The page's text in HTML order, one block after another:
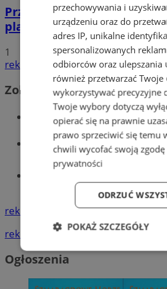
Przyszłość Wodzisławia
planowane inwestycje na
1
reklama
Zobacz również
Wiadomości
Wiadomości lokalne
reklama
reklama
Ogłoszenia
przechowywania i
urządzeniu oraz do
adres IP, unikalne
spersonalizowanych
odbiorców oraz ulepszania
również przetwarzać
wykorzystywać precyzyjne
Twoje wybory dotyczą
opierać się na prawnie
prawo sprzeciwić się temu
chwili wycofać swoją zgodę
prywatności
ODRZUĆ
POKAŻ SZCZEGÓŁY
Niezbędne